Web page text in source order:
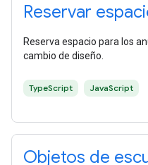
Reservar
Reserva espacio para los
cambio de diseño.
TypeScript JavaScript
Objetos de